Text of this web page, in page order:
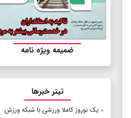
ضمیمه ویژه نامه
تیتر خبرها
یک نوروز کاملا ورزشی با شبکه ورزش